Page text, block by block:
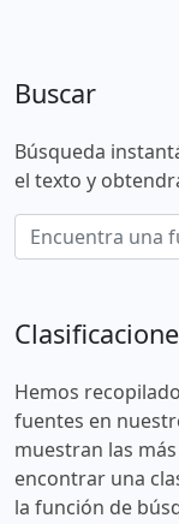
Buscar
Búsqueda
el texto y
Hemos
fuentes en
muestran las
encontrar una
la función de